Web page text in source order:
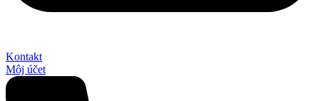
Kontakt
Môj účet